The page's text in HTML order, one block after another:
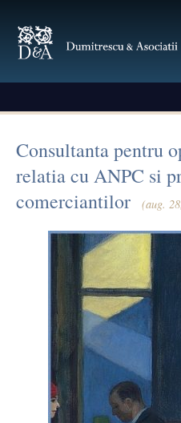
Consultanta pentru
relatia cu ANPC si
comerciantilor
(aug.